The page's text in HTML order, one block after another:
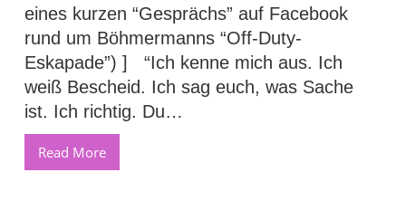
eines kurzen “Gesprächs” auf Facebook
rund um Böhmermanns “Off-Duty-
Eskapade”) ] “Ich kenne mich aus. Ich
weiß Bescheid. Ich sag euch, was Sache
ist. Ich richtig. Du…
Read More